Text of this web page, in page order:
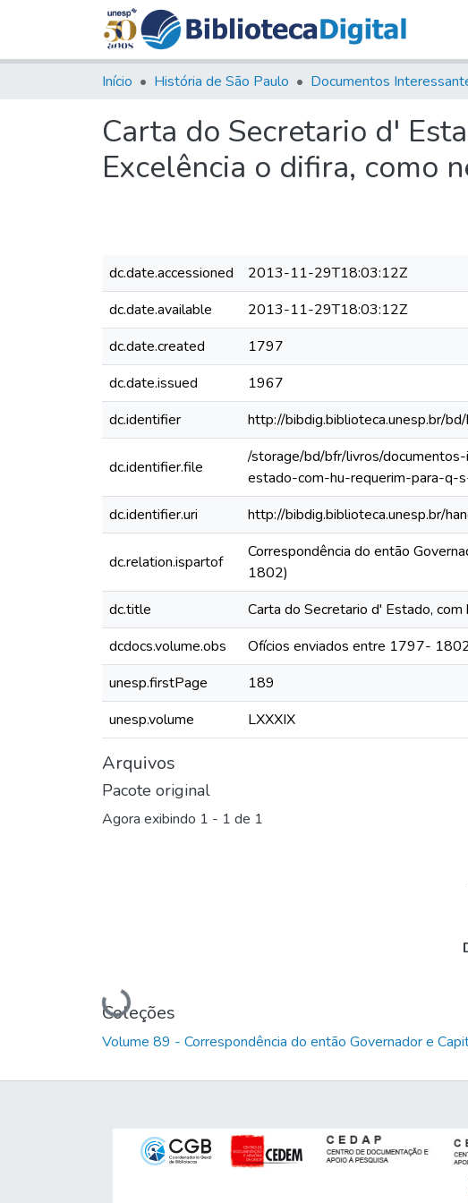
Início História de São Paulo Documentos
Carta do Secretario d'
Excelência o difira, como
dc.date.accessioned
2013-11-29T18:03:12Z
dc.date.available
2013-11-29T18:03:12Z
dc.date.created
1797
dc.date.issued
1967
dc.identifier
http://bibdig.biblioteca.unesp.br/
dc.identifier.file
/storage/bd/bfr/livros/
estado-com-hu-requerim-para-
dc.identifier.uri
http://bibdig.biblioteca.unesp.br/
dc.relation.ispartof
Correspondência do então
1802)
dc.title
Carta do Secretario d' Estado,
dcdocs.volume.obs
Ofícios enviados entre 1797-
unesp.firstPage
189
unesp.volume
LXXXIX
Arquivos
Pacote original
Agora exibindo 1 - 1 de 1
Carregando...
Coleções
Volume 89 - Correspondência do então Governador e